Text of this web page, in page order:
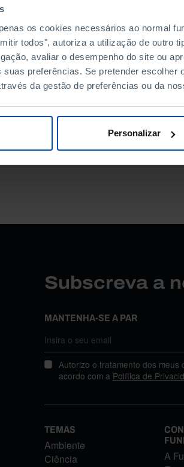
os cookies necessários ao normal
todos", autoriza a utilização de outro
avaliar o desempenho do site ou
preferências. Se pretender escolher
da gestão de preferências ou da
Personalizar
DATA DE FIM
Subscreva a
MANTENHA-SE A PAR
Autorizo o tratamento dos
acordo com a Política de
TEMAS
Ambiente
Ciência
A